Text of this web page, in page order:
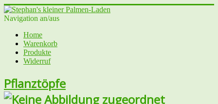
Navigation an/aus
Home
Warenkorb
Produkte
Widerruf
Pflanztöpfe